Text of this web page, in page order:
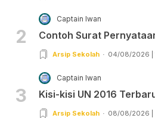
2
Captain Iwan
Contoh Surat
Arsip Sekolah 04/08/2026 |
3
Captain Iwan
Kisi-kisi UN 2016
Arsip Sekolah 08/08/2026 |